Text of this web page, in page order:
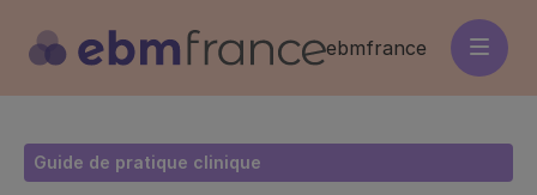
contenu
principal
ebmfrance
Guide de pratique clinique